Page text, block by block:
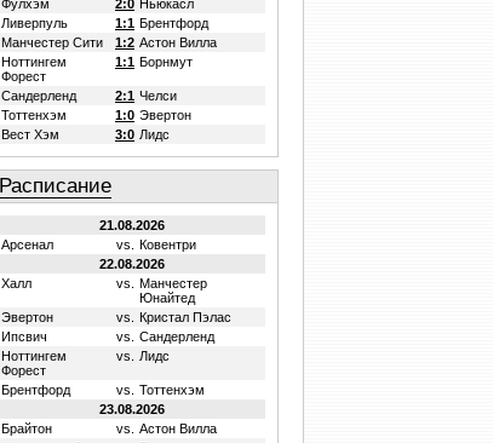
Фулхэм
2:0 Ньюкасл
Ливерпуль
1:1 Брентфорд
Манчестер Сити
1:2 Астон Вилла
Ноттингем
Форест
1:1 Борнмут
Сандерленд 2:1 Челси
Тоттенхэм
1:0 Эвертон
Вест Хэм
3:0 Лидс
Расписание
21.08.2026
Арсенал
vs.
Ковентри
22.08.2026
Халл
vs.
Манчестер
Юнайтед
Эвертон
vs.
Кристал Пэлас
Ипсвич
vs.
Сандерленд
Ноттингем
Форест
vs. Лидс
Брентфорд vs.
Тоттенхэм
23.08.2026
Брайтон
vs.
Астон Вилла